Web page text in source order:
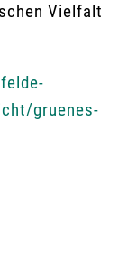
Vielfalt
gruenes-